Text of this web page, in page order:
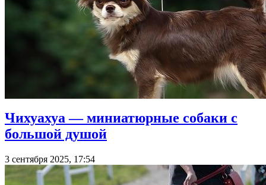
Чихуахуа — миниатюрные собаки с
большой душой
3 сентября 2025, 17:54